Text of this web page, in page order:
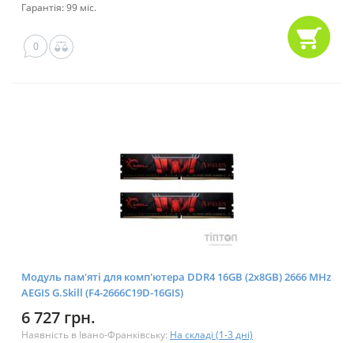
Гарантія: 99 міс.
0
Модуль пам'яті для комп'ютера DDR4 16GB (2x8GB) 2666 MHz
AEGIS G.Skill (F4-2666C19D-16GIS)
6 727 грн.
Наявність в Івано-Франківську: На складі (1-3 дні)